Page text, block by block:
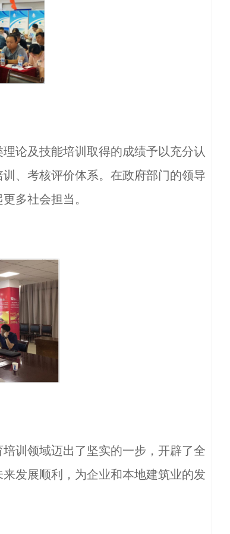
论及技能培训取得的成绩予以充分认
、考核评价体系。在政府部门的领导
多社会担当。
训领域迈出了坚实的一步，开辟了全
发展顺利，为企业和本地建筑业的发